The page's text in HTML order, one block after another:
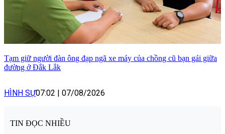
Tạm giữ người đàn ông đạp ngã xe máy của chồng cũ bạn gái giữa
đường ở Đắk Lắk
HÌNH SỰ07:02 | 07/08/2026
TIN ĐỌC NHIỀU